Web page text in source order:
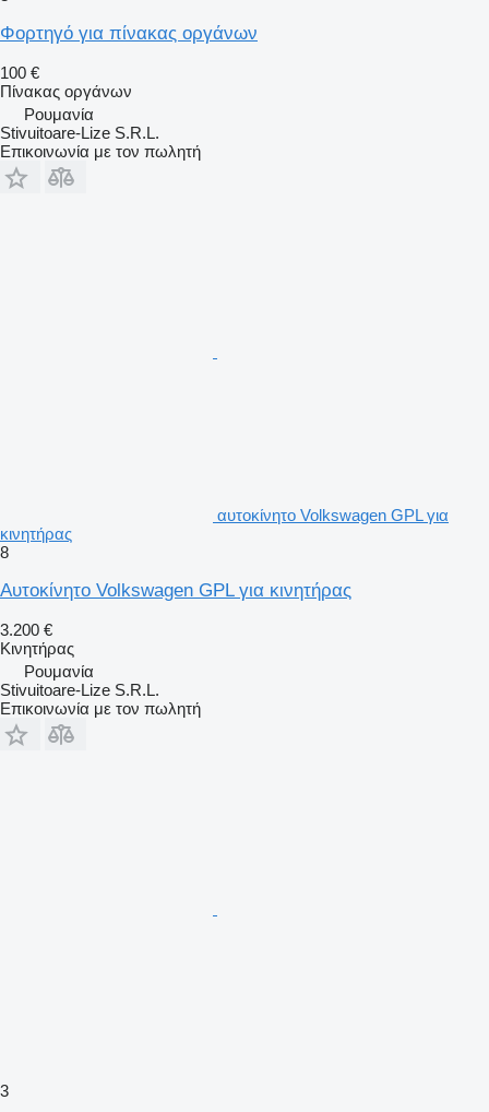
Φορτηγό για πίνακας οργάνων
100 €
Πίνακας οργάνων
Ρουμανία
Stivuitoare-Lize S.R.L.
Επικοινωνία με τον πωλητή
αυτοκίνητο Volkswagen GPL για
κινητήρας
8
Αυτοκίνητο Volkswagen GPL για κινητήρας
3.200 €
Κινητήρας
Ρουμανία
Stivuitoare-Lize S.R.L.
Επικοινωνία με τον πωλητή
3